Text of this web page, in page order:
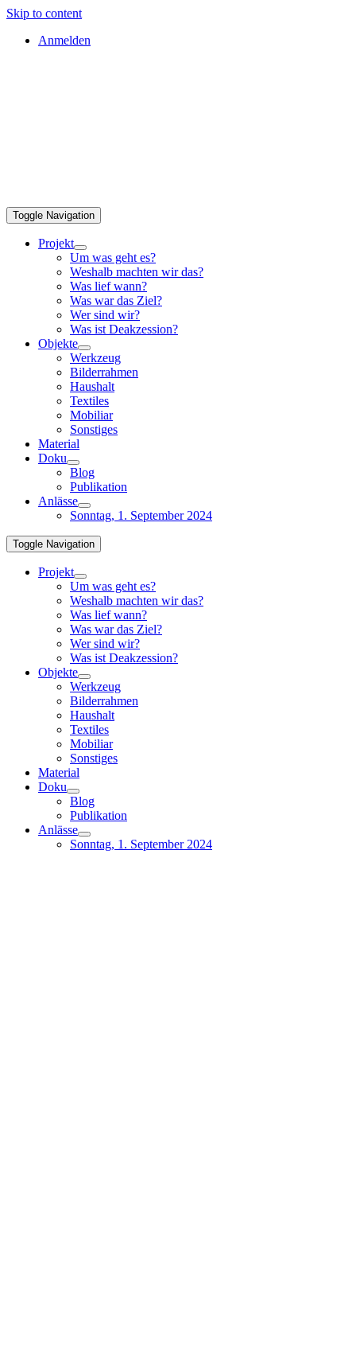
Skip to content
Anmelden
Toggle Navigation
Projekt
Um was geht es?
Weshalb machten wir das?
Was lief wann?
Was war das Ziel?
Wer sind wir?
Was ist Deakzession?
Objekte
Werkzeug
Bilderrahmen
Haushalt
Textiles
Mobiliar
Sonstiges
Material
Doku
Blog
Publikation
Anlässe
Sonntag, 1. September 2024
Toggle Navigation
Projekt
Um was geht es?
Weshalb machten wir das?
Was lief wann?
Was war das Ziel?
Wer sind wir?
Was ist Deakzession?
Objekte
Werkzeug
Bilderrahmen
Haushalt
Textiles
Mobiliar
Sonstiges
Material
Doku
Blog
Publikation
Anlässe
Sonntag, 1. September 2024